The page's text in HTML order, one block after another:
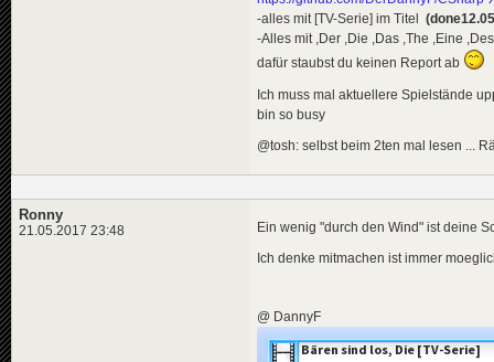
-alles mit [TV-Serie] im Titel
-Alles mit ,Der ,Die ,Das ,The ,Eine
dafür staubst du keinen Report ab
Ich muss mal aktuellere Spielstände
bin so busy
@tosh: selbst beim 2ten mal lesen ...
Ronny
21.05.2017 23:48 Ein wenig "durch den Wind" ist deine
Ich denke mitmachen ist immer
@ DannyF